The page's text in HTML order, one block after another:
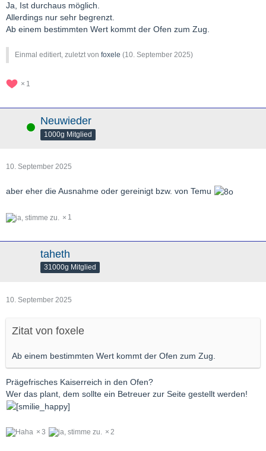
Ja, Ist durchaus möglich.
Allerdings nur sehr begrenzt.
Ab einem bestimmten Wert kommt der Ofen zum Zug.
Einmal editiert, zuletzt von foxele (10. September 2025)
1
Online Neuwieder
1000g Mitglied
10. September 2025
aber eher die Ausnahme oder gereinigt bzw. von Temu
1
taheth
31000g Mitglied
10. September 2025
Zitat von foxele
Ab einem bestimmten Wert kommt der Ofen zum Zug.
Prägefrisches Kaiserreich in den Ofen?
Wer das plant, dem sollte ein Betreuer zur Seite gestellt werden!
3 2